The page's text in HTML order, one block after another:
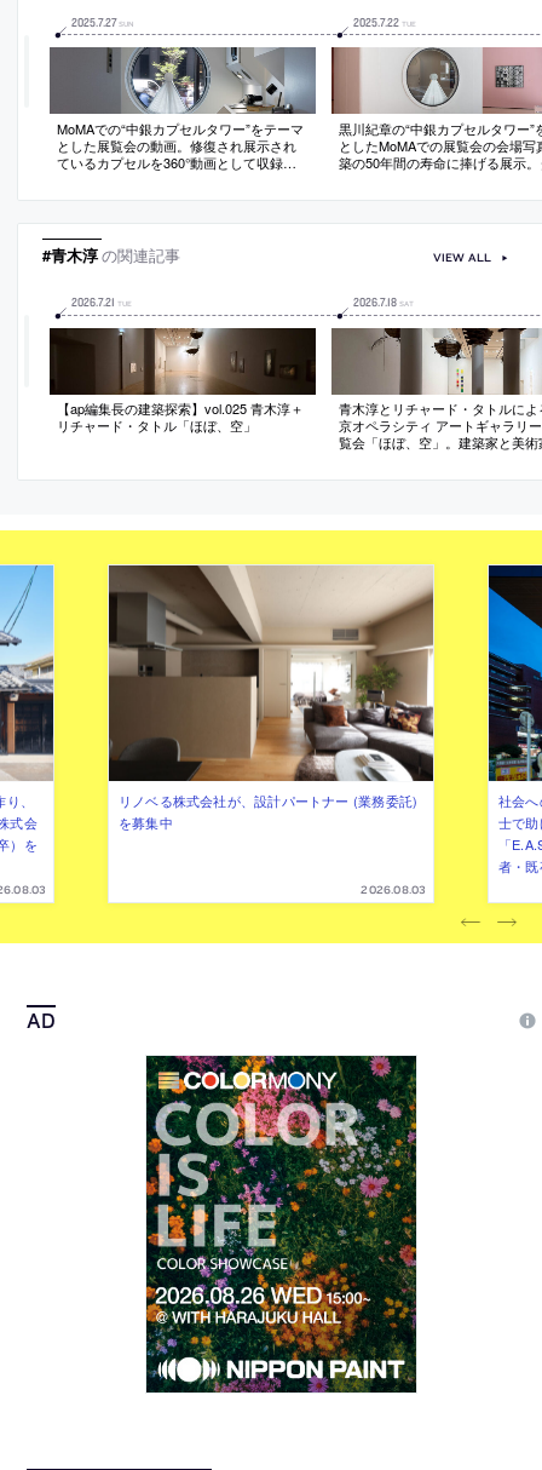
2025.7.27 SUN
MoMAでの“中銀カプセルタワー”をテーマ
とした展覧会の動画。修復され展示され
ているカプセルを360°動画として収録し
2025.7.22 TUE
黒川紀章の“中銀カプセルタワー”
としたMoMAでの展覧会の会場写
築の50年間の寿命に捧げる展示
生」
#青木淳の関連記事
2026.7.21 TUE
【ap編集長の建築探索】vol.025 青木淳＋
リチャード・タトル「ほぼ、空」
2026.7.18 SAT
青木淳とリチャード・タトルによ
京オペラシティ アートギャラリ
覧会「ほぼ、空」。建築家と美術
素“柱・バスケット・色の帯”を、
現れる
VIEW ALL
、
式会
）を
リノベる株式会社が、設計パートナー (業務委託)
を募集中
2026.08.03
社会
士で
「
者・